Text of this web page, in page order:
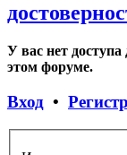
У вас нет
этом форуме.
Вход •